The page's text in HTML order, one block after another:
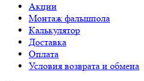
Акции
Монтаж фальшпола
Калькулятор
Доставка
Оплата
Условия возврата и обмена